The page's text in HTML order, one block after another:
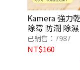
Kamera 強力
除霉 防潮 除濕
已銷售：7987
NT$160